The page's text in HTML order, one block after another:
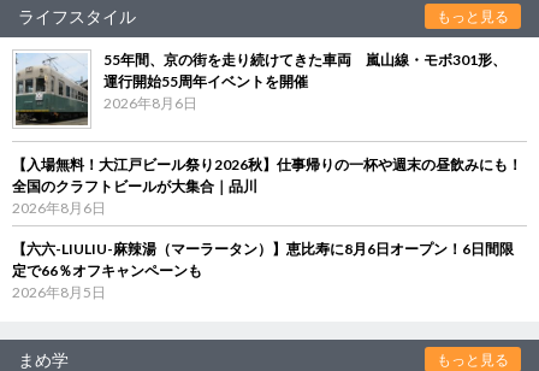
ライフスタイル もっと見る
55年間、京の街を走り続けてきた車両 嵐山線・モボ301形、
運行開始55周年イベントを開催
2026年8月6日
【入場無料！大江戸ビール祭り2026秋】仕事帰りの一杯や週末の昼飲みにも！
全国のクラフトビールが大集合｜品川
2026年8月6日
【六六-LIULIU-麻辣湯（マーラータン）】恵比寿に8月6日オープン！6日間限
定で66％オフキャンペーンも
2026年8月5日
まめ学 もっと見る